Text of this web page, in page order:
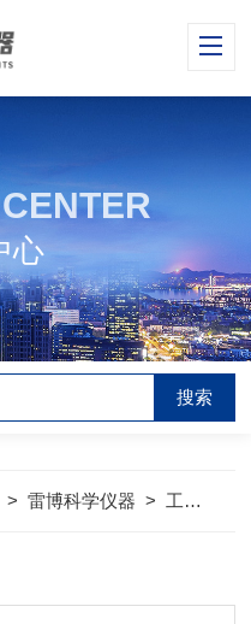
心
>雷博科学仪器 > 工业半导体设备